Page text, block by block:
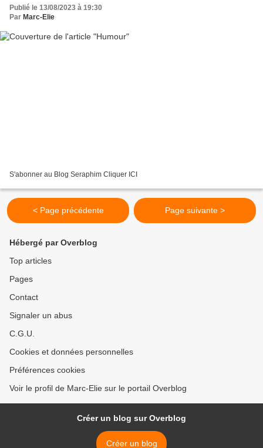
Publié le 13/08/2023 à 19:30
Par Marc-Elie
S'abonner au Blog Seraphim Cliquer ICI
< Page précédente Page suivante >
Hébergé par Overblog
Top articles
Pages
Contact
Signaler un abus
C.G.U.
Cookies et données personnelles
Préférences cookies
Voir le profil de Marc-Elie sur le portail Overblog
Créer un blog sur Overblog
Créer un blog